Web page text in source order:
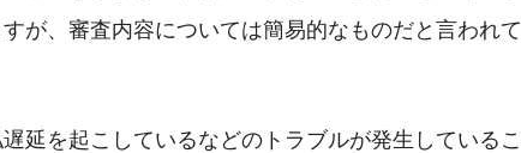
が、審査内容については簡易的なものだと言われて
延を起こしているなどのトラブルが発生しているこ